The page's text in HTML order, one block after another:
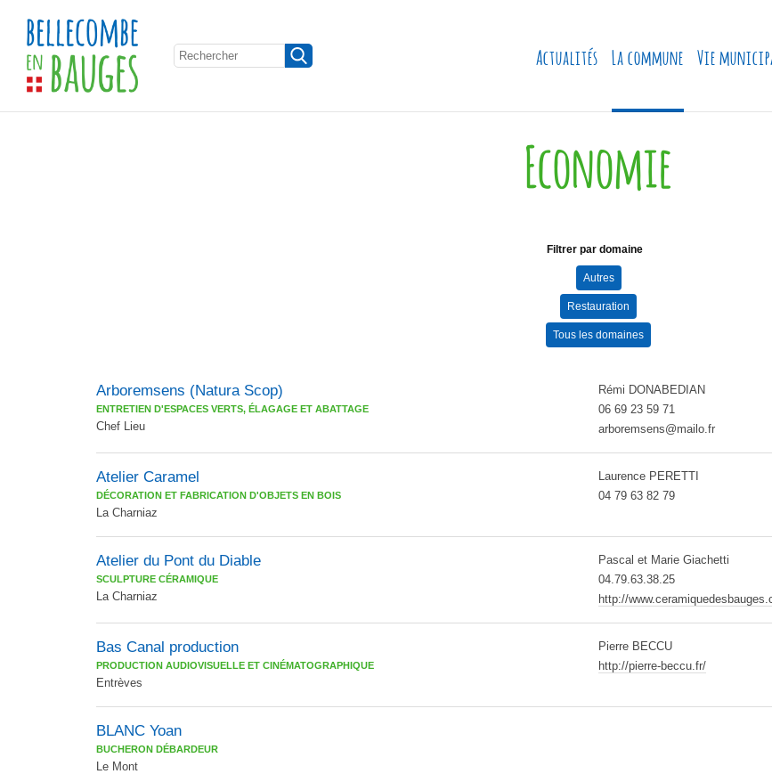
Actualités La commune Vie
Economie
Filtrer par domaine
Autres
Restauration
Tous les domaines
Arboremsens (Natura Scop)
ENTRETIEN D'ESPACES VERTS, ÉLAGAGE ET ABATTAGE
Chef Lieu
Rémi DONABEDIAN
06 69 23 59 71
arboremsens@mailo.fr
Atelier Caramel
DÉCORATION ET FABRICATION D'OBJETS EN BOIS
La Charniaz
Laurence PERETTI
04 79 63 82 79
Atelier du Pont du Diable
SCULPTURE CÉRAMIQUE
La Charniaz
Pascal et Marie Giachetti
04.79.63.38.25
http://
Bas Canal production
PRODUCTION AUDIOVISUELLE ET CINÉMATOGRAPHIQUE
Entrèves
Pierre BECCU
http://pierre-beccu.fr/
BLANC Yoan
BUCHERON DÉBARDEUR
Le Mont